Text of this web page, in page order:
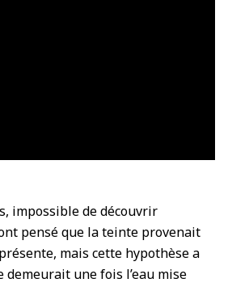
impossible de découvrir
pensé que la teinte provenait
mais cette hypothèse a
une fois l’eau mise